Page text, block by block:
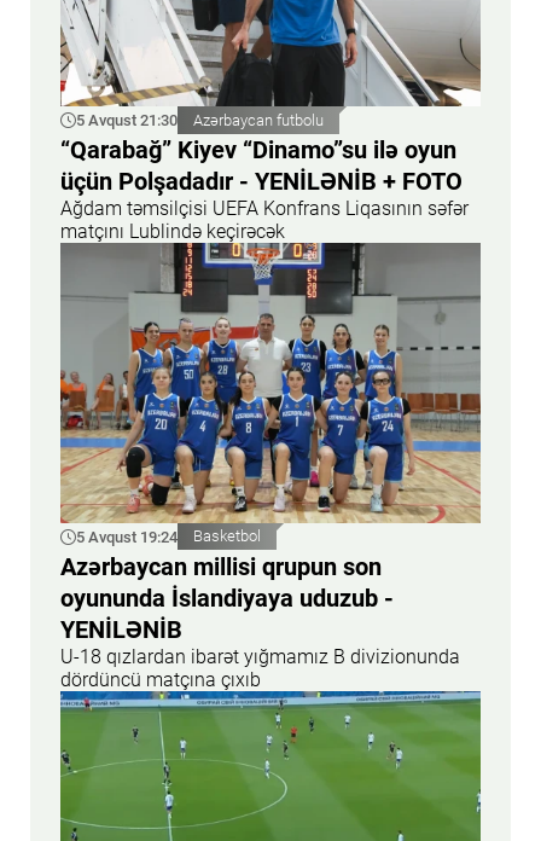
5 Avqust 21:30 Azərbaycan futbolu
“Qarabağ” Kiyev “Dinamo”su ilə oyun
üçün Polşadadır - YENİLƏNİB + FOTO
Ağdam təmsilçisi UEFA Konfrans Liqasının səfər
matçını Lublində keçirəcək
5 Avqust 19:24 Basketbol
Azərbaycan millisi qrupun son
oyununda İslandiyaya uduzub -
YENİLƏNİB
U-18 qızlardan ibarət yığmamız B divizionunda
dördüncü matçına çıxıb